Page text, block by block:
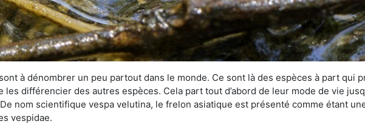
à dénombrer un peu partout dans le monde. Ce sont là des espèces à part qui
les différencier des autres espèces. Cela part tout d’abord de leur mode de vie
nom scientifique vespa velutina, le frelon asiatique est présenté comme étant
vespidae.